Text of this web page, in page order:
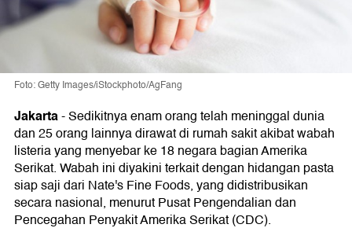
Foto: Getty Images/iStockphoto/AgFang
Jakarta-Sedikitnya enam orang telah meninggal dunia
dan 25 orang lainnya dirawat di rumah sakit akibat wabah
listeria yang menyebar ke 18 negara bagian Amerika
Serikat. Wabah ini diyakini terkait dengan hidangan pasta
siap saji dari Nate's Fine Foods, yang didistribusikan
secara nasional, menurut Pusat Pengendalian dan
Pencegahan Penyakit Amerika Serikat (CDC).